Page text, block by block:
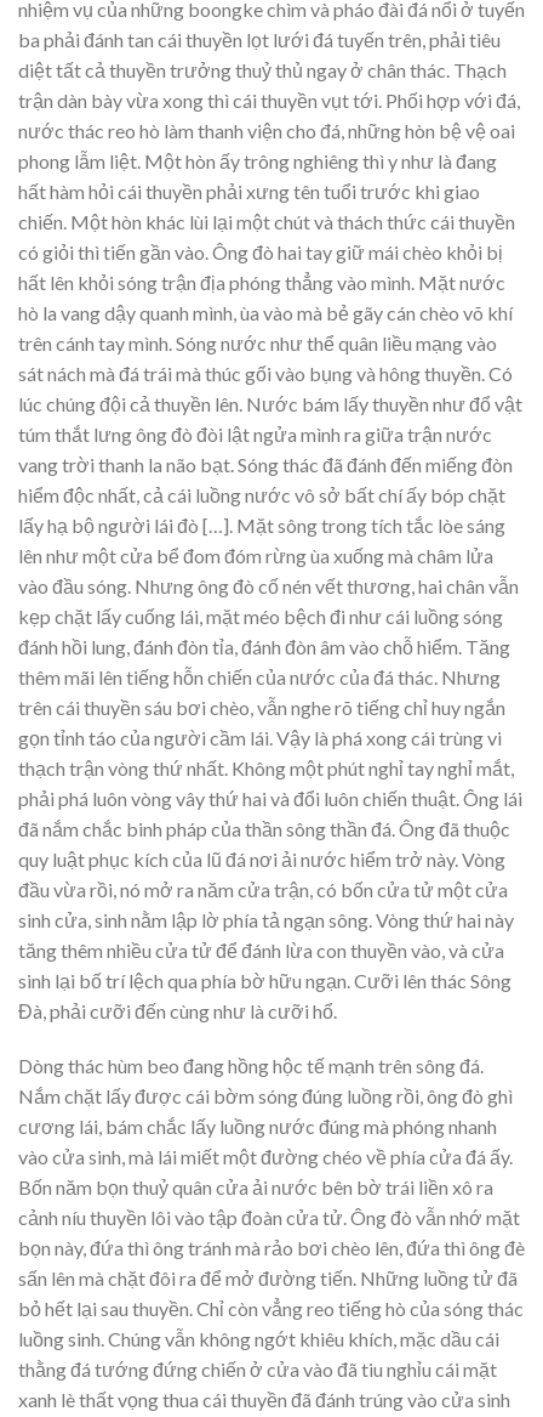
nhiệm vụ của những boongke chìm và pháo đài đá nổi ở tuyến
ba phải đánh tan cái thuyền lọt lưới đá tuyến trên, phải tiêu
diệt tất cả thuyền trưởng thuỷ thủ ngay ở chân thác. Thạch
trận dàn bày vừa xong thì cái thuyền vụt tới. Phối hợp với đá,
nước thác reo hò làm thanh viện cho đá, những hòn bệ vệ oai
phong lẫm liệt. Một hòn ấy trông nghiêng thì y như là đang
hất hàm hỏi cái thuyền phải xưng tên tuổi trước khi giao
chiến. Một hòn khác lùi lại một chút và thách thức cái thuyền
có giỏi thì tiến gần vào. Ông đò hai tay giữ mái chèo khỏi bị
hất lên khỏi sóng trận địa phóng thẳng vào mình. Mặt nước
hò la vang dậy quanh mình, ùa vào mà bẻ gãy cán chèo võ khí
trên cánh tay mình. Sóng nước như thể quân liều mạng vào
sát nách mà đá trái mà thúc gối vào bụng và hông thuyền. Có
lúc chúng đội cả thuyền lên. Nước bám lấy thuyền như đổ vật
túm thắt lưng ông đò đòi lật ngửa mình ra giữa trận nước
vang trời thanh la não bạt. Sóng thác đã đánh đến miếng đòn
hiểm độc nhất, cả cái luồng nước vô sở bất chí ấy bóp chặt
lấy hạ bộ người lái đò […]. Mặt sông trong tích tắc lòe sáng
lên như một cửa bể đom đóm rừng ùa xuống mà châm lửa
vào đầu sóng. Nhưng ông đò cố nén vết thương, hai chân vẫn
kẹp chặt lấy cuống lái, mặt méo bệch đi như cái luồng sóng
đánh hồi lung, đánh đòn tỉa, đánh đòn âm vào chỗ hiểm. Tăng
thêm mãi lên tiếng hỗn chiến của nước của đá thác. Nhưng
trên cái thuyền sáu bơi chèo, vẫn nghe rõ tiếng chỉ huy ngắn
gọn tỉnh táo của người cầm lái. Vậy là phá xong cái trùng vi
thạch trận vòng thứ nhất. Không một phút nghỉ tay nghỉ mắt,
phải phá luôn vòng vây thứ hai và đổi luôn chiến thuật. Ông lái
đã nắm chắc binh pháp của thần sông thần đá. Ông đã thuộc
quy luật phục kích của lũ đá nơi ải nước hiểm trở này. Vòng
đầu vừa rồi, nó mở ra năm cửa trận, có bốn cửa tử một cửa
sinh cửa, sinh nằm lập lờ phía tả ngạn sông. Vòng thứ hai này
tăng thêm nhiều cửa tử để đánh lừa con thuyền vào, và cửa
sinh lại bố trí lệch qua phía bờ hữu ngạn. Cưỡi lên thác Sông
Đà, phải cưỡi đến cùng như là cưỡi hổ.
Dòng thác hùm beo đang hồng hộc tế mạnh trên sông đá.
Nắm chặt lấy được cái bờm sóng đúng luồng rồi, ông đò ghì
cương lái, bám chắc lấy luồng nước đúng mà phóng nhanh
vào cửa sinh, mà lái miết một đường chéo về phía cửa đá ấy.
Bốn năm bọn thuỷ quân cửa ải nước bên bờ trái liền xô ra
cảnh níu thuyền lôi vào tập đoàn cửa tử. Ông đò vẫn nhớ mặt
bọn này, đứa thì ông tránh mà rảo bơi chèo lên, đứa thì ông đè
sấn lên mà chặt đôi ra để mở đường tiến. Những luồng tử đã
bỏ hết lại sau thuyền. Chỉ còn vẳng reo tiếng hò của sóng thác
luồng sinh. Chúng vẫn không ngớt khiêu khích, mặc dầu cái
thằng đá tướng đứng chiến ở cửa vào đã tiu nghỉu cái mặt
xanh lè thất vọng thua cái thuyền đã đánh trúng vào cửa sinh